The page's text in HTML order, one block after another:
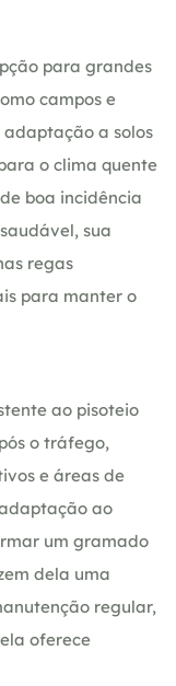
para grandes
campos e
adaptação a solos
o clima quente
boa incidência
sua
regas
para manter o
ao pisoteio
o tráfego,
e áreas de
ao
um gramado
dela uma
regular,
oferece